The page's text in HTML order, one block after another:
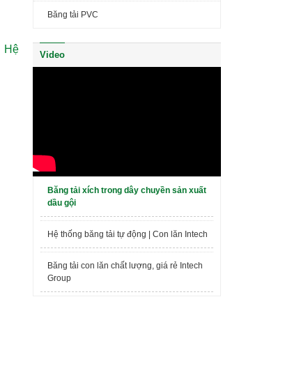
Hệ
Băng tải PVC
Video
Băng tải xích trong dây chuyền sản xuất
dầu gội
Hệ thống băng tải tự động | Con lăn Intech
Băng tải con lăn chất lượng, giá rẻ Intech
Group